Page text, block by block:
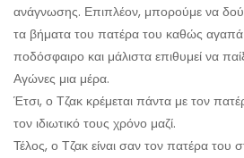
ανάγνωσης. Επιπλέον, μπορούμε να
τα βήματα του πατέρα του καθώς
ποδόσφαιρο και μάλιστα επιθυμεί να
Αγώνες μια μέρα.
Έτσι, ο Τζακ κρέμεται πάντα με τον
τον ιδιωτικό τους χρόνο μαζί.
Τέλος, ο Τζακ είναι σαν τον πατέρα του